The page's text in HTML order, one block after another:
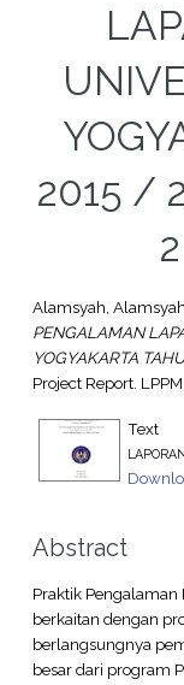
2015 /
Alamsyah, Alamsyah
PENGALAMAN
YOGYAKARTA
Project Report.
Text
Abstract
Praktik Pengalaman
berkaitan dengan
berlangsungnya
besar dari program